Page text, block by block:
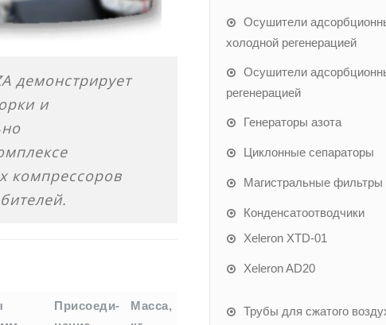
демонстрирует
и
компрессоров
Присоеди-
Масса,
Осушители
холодной регенерацией
Осушители
регенерацией
Генераторы азота
Циклонные сепараторы
Магистральные фильтры
Конденсатоотводчики
Xeleron XTD-01
Xeleron AD20
Трубы для сжатого